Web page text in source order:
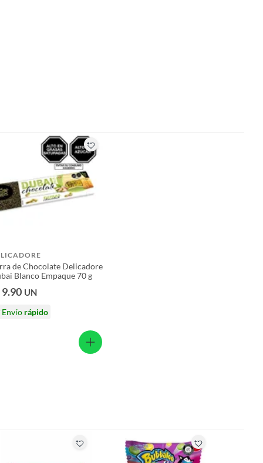
de Chocolate Delicadore
Blanco Empaque 70 g
9.90 UN
Envío rápido